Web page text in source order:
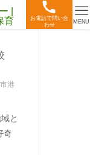
お電話で問い合
わせ
MENU
港
と
奇